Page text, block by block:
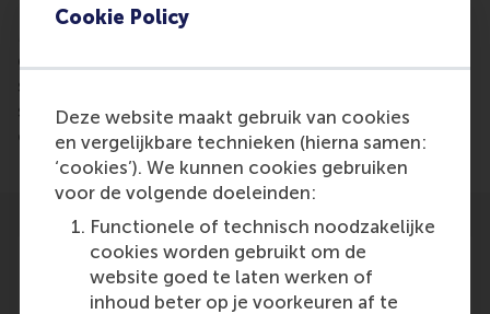
Cookie Policy
Deze website maakt gebruik van cookies
en vergelijkbare technieken (hierna samen:
‘cookies’). We kunnen cookies gebruiken
voor de volgende doeleinden:
Functionele of technisch noodzakelijke
cookies worden gebruikt om de
website goed te laten werken of
inhoud beter op je voorkeuren af te
More and more startups are growing into a fast-
growing multi-million companies, according to a
study led by Justin Jansen of RSM. In 2016, 331
startups grew into a fast-growing company,
compared to 98 in 2014.